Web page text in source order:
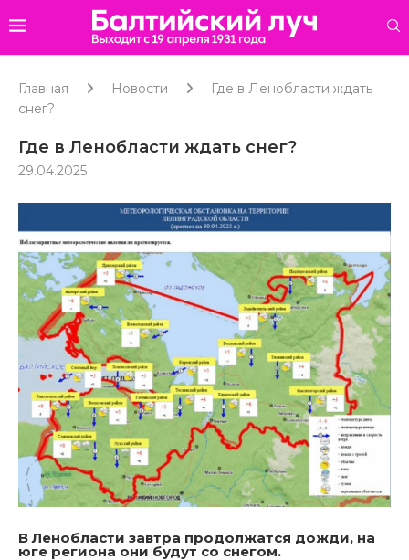
Главная Новости
Где в Ленобласти ждать
снег?
Где в Ленобласти ждать снег?
29.04.2025
В Ленобласти завтра продолжатся дожди, на
юге региона они будут со снегом.